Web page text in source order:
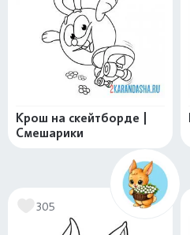
Крош на скейтборде |
Смешарики
305